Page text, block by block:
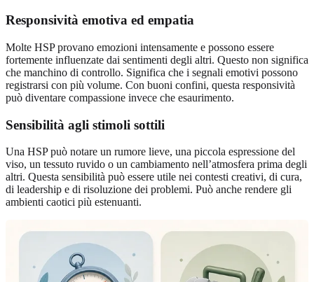
Responsività emotiva ed empatia
Molte HSP provano emozioni intensamente e possono essere
fortemente influenzate dai sentimenti degli altri. Questo non significa
che manchino di controllo. Significa che i segnali emotivi possono
registrarsi con più volume. Con buoni confini, questa responsività
può diventare compassione invece che esaurimento.
Sensibilità agli stimoli sottili
Una HSP può notare un rumore lieve, una piccola espressione del
viso, un tessuto ruvido o un cambiamento nell’atmosfera prima degli
altri. Questa sensibilità può essere utile nei contesti creativi, di cura,
di leadership e di risoluzione dei problemi. Può anche rendere gli
ambienti caotici più estenuanti.